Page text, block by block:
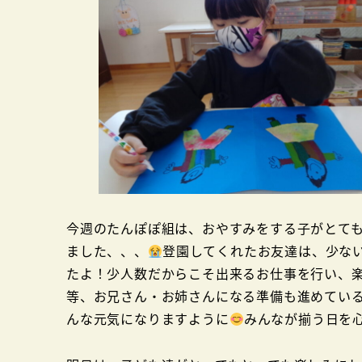
今週のたんぽぽ組は、おやすみをする子がとて
ました、、、
登園してくれたお友達は、少な
たよ！少人数だからこそ出来るお仕事を行い、
等、お兄さん・お姉さんになる準備も進めてい
んな元気になりますように
みんなが揃う日を